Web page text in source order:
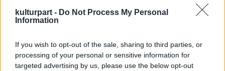
kulturpart - Do Not Process My Personal
Information
If you wish to opt-out of the sale, sharing to third parties, or
processing of your personal or sensitive information for
targeted advertising by us, please use the below opt-out
zélandi dollár lesz (300 forint), de nem 80
csaknem hatszor annyiba, mert az érmék
ezüsttartalmának értéke jóval felülmúlja
névértéküket.